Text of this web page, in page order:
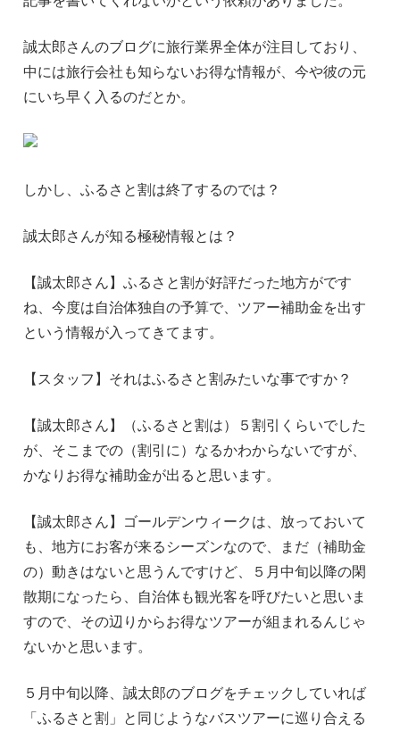
誠太郎さんのブログに旅行業界全体が注目しており、
中には旅行会社も知らないお得な情報が、今や彼の元
にいち早く入るのだとか。
しかし、ふるさと割は終了するのでは？
誠太郎さんが知る極秘情報とは？
【誠太郎さん】ふるさと割が好評だった地方がです
ね、今度は自治体独自の予算で、ツアー補助金を出す
という情報が入ってきてます。
【スタッフ】それはふるさと割みたいな事ですか？
【誠太郎さん】（ふるさと割は）５割引くらいでした
が、そこまでの（割引に）なるかわからないですが、
かなりお得な補助金が出ると思います。
【誠太郎さん】ゴールデンウィークは、放っておいて
も、地方にお客が来るシーズンなので、まだ（補助金
の）動きはないと思うんですけど、５月中旬以降の閑
散期になったら、自治体も観光客を呼びたいと思いま
すので、その辺りからお得なツアーが組まれるんじゃ
ないかと思います。
５月中旬以降、誠太郎のブログをチェックしていれば
「ふるさと割」と同じようなバスツアーに巡り合える